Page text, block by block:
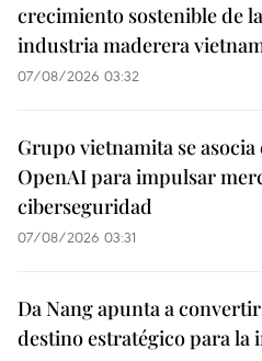
crecimiento sostenible de la
industria maderera
07/08/2026 03:32
Grupo vietnamita se asocia
OpenAI para impulsar
ciberseguridad
07/08/2026 03:31
Da Nang apunta a
destino estratégico para la